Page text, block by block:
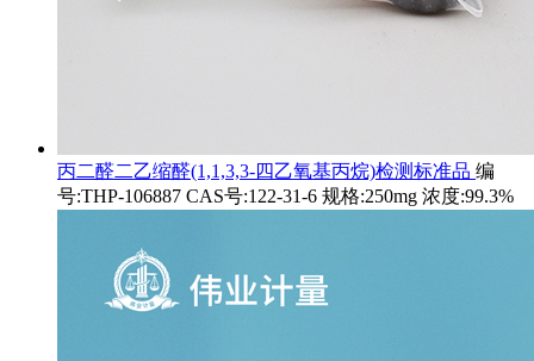
丙二醛二乙缩醛(1,1,3,3-四乙氧基丙烷)检测标准品 编
号:THP-106887 CAS号:122-31-6 规格:250mg 浓度:99.3%